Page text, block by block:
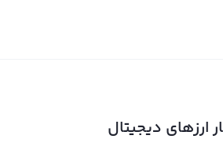
ارزهای دیجیتال